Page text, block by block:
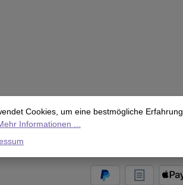
Cookies, um eine bestmögliche Erfahrung
Informationen ...